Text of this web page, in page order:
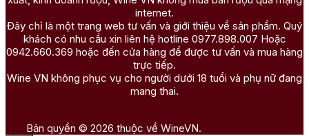
internet.
Đây chỉ là một trang web tư vấn và giới thiệu về sản phẩm. Quý
khách có nhu cầu xin liên hệ hotline 0977.898.007 Hoặc
0942.660.369 hoặc đến cửa hàng để được tư vấn và mua hàng
trực tiếp.
Wine VN không phục vụ cho người dưới 18 tuổi và phụ nữ đang
mang thai.
Bản quyền © 2026 thuộc về WineVN.